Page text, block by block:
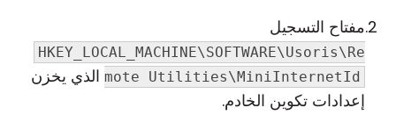
مفتاح التسجيل
HKEY_LOCAL_MACHINE\SOFTWARE\Usoris\Re
mote Utilities\MiniInternetId الذي يخزن
إعدادات تكوين الخادم.